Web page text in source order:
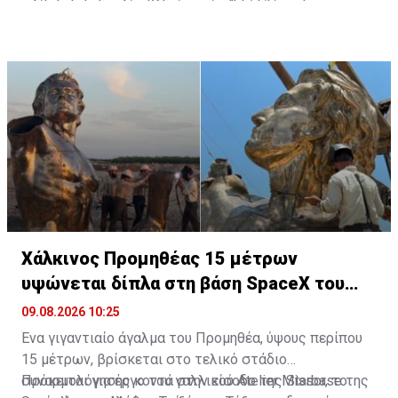
τελικά στην Ουκρανία.
Χάλκινος Προμηθέας 15 μέτρων
υψώνεται δίπλα στη βάση SpaceX του
Έλον Μασκ
09.08.2026 10:25
Ένα γιγαντιαίο άγαλμα του Προμηθέα, ύψους περίπου
15 μέτρων, βρίσκεται στο τελικό στάδιο
συναρμολόγησης κοντά στην είσοδο της Starbase της
Πρόκειται για έργο του γαλλικού Atelier Missor, το